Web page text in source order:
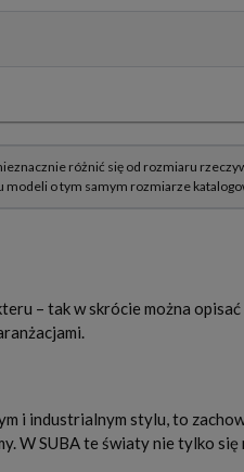
– tak w skrócie można
i industrialnym stylu, to
W SUBA te światy nie tylko